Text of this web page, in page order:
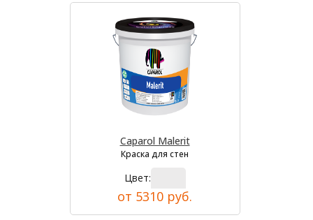
Caparol Malerit
Краска для стен
Цвет:
от 5310 руб.